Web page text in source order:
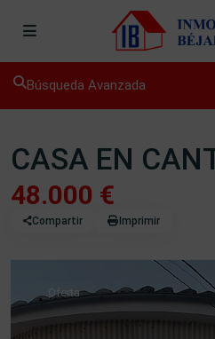
Búsqueda Avanzada
CASA EN
48.000 €
Compartir Imprimir
Oferta